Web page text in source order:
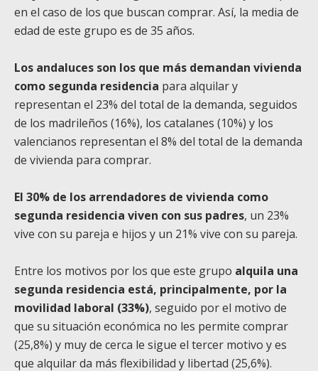
en el caso de los que buscan comprar. Así, la media de
edad de este grupo es de 35 años.
Los andaluces son los que más demandan vivienda
como segunda residencia para alquilar y
representan el 23% del total de la demanda, seguidos
de los madrileños (16%), los catalanes (10%) y los
valencianos representan el 8% del total de la demanda
de vivienda para comprar.
El 30% de los arrendadores de vivienda como
segunda residencia viven con sus padres, un 23%
vive con su pareja e hijos y un 21% vive con su pareja.
Entre los motivos por los que este grupo alquila una
segunda residencia está, principalmente, por la
movilidad laboral (33%), seguido por el motivo de
que su situación económica no les permite comprar
(25,8%) y muy de cerca le sigue el tercer motivo y es
que alquilar da más flexibilidad y libertad (25,6%).